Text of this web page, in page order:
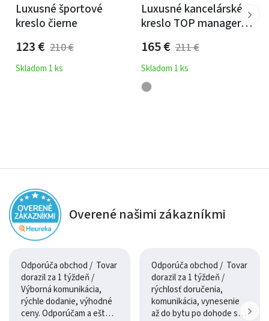
Luxusné športové
kreslo čierne
123€ 210€
Skladom 1 ks
Luxusné kancelárské
kreslo TOP manager
165€ 211€
Skladom 1 ks
Overené našimi zákazníkmi
Odporúča obchod / Tovar
dorazil za 1 týždeň /
Výborná komunikácia,
rýchle dodanie, výhodné
ceny. Odporúčam a ešte
Odporúča obchod / Tovar
dorazil za 1 týždeň /
rýchlosť doručenia,
komunikácia, vynesenie
až do bytu po dohode so